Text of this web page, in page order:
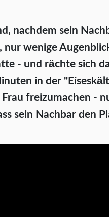
nachdem sein
nur wenige
- und rächte sich
in der
freizumachen -
sein Nachbar den